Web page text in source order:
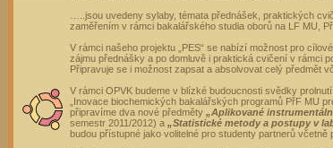
…..jsou uvedeny sylaby, témata přednášek, praktických
zaměřením v rámci bakalářského studia oborů na LF MU,
V rámci našeho projektu „PES“ se nabízí možnost pro
zájmu přednášky a po domluvě i praktická cvičení v rámci
Připravuje se i možnost zapsat a absolvovat celý předmět
V rámci OPVK budeme v blízké budoucnosti svědky
„Inovace biochemických bakalářských programů PřF MU
připravíme dva nové předměty „Aplikované
semestr 2011/2012) a „Statistické metody a postupy v
budou přístupné jako volitelné pro studenty partnerů včetně